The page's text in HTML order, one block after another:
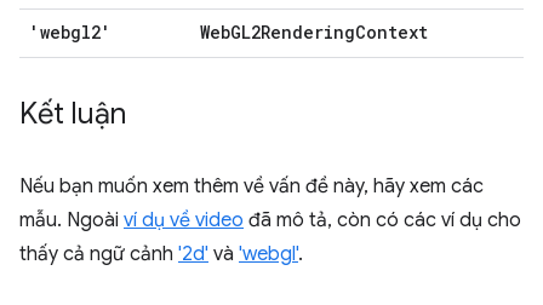
'webgl2' WebGL2RenderingContext
Kết luận
Nếu bạn muốn xem thêm về vấn đề này, hãy xem các
mẫu. Ngoài ví dụ về video đã mô tả, còn có các ví dụ cho
thấy cả ngữ cảnh '2d' và 'webgl'.